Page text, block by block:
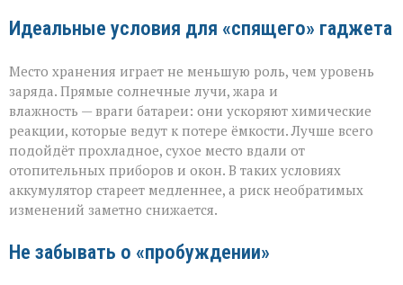
Идеальные условия для «спящего» гаджета
Место хранения играет не меньшую роль, чем уровень
заряда. Прямые солнечные лучи, жара и
влажность — враги батареи: они ускоряют химические
реакции, которые ведут к потере ёмкости. Лучше всего
подойдёт прохладное, сухое место вдали от
отопительных приборов и окон. В таких условиях
аккумулятор стареет медленнее, а риск необратимых
изменений заметно снижается.
Не забывать о «пробуждении»